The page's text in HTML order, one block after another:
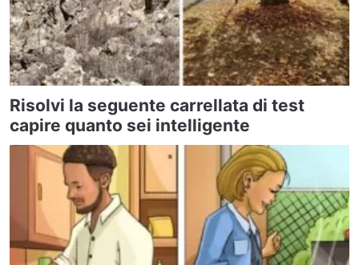
Risolvi la seguente carrellata di test
capire quanto sei intelligente